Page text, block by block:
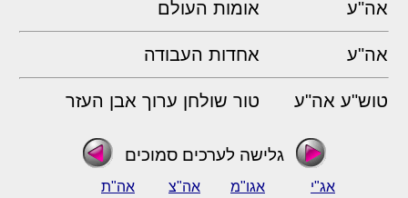
אה"ע אומות העולם
אה"ע אחדות העבודה
טוש"ע אה"ע טור שולחן ערוך אבן העזר
גלישה לערכים סמוכים
אג"י אגו"מ אה"צ
אה"ת